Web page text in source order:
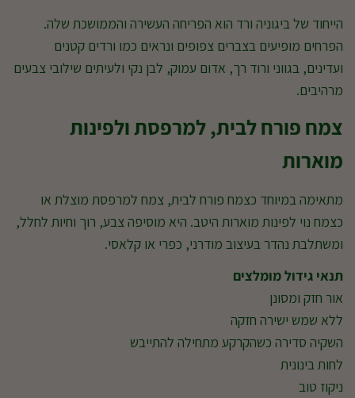
הייחוד של ביגוניה ורד הוא הפריחה העשירה והממושכת שלה.
הפרחים מופיעים בצברים צפופים ונראים כמו ורדים קטנים
ועדינים, בגווני ורוד רך, אדום עמוק, לבן נקי ולעיתים שילובי צבעים
מרהיבים.
צמח פורח לבית, למרפסת ולפינות
מוארות
מתאימה במיוחד כצמח פורח לבית, צמח למרפסת מוצלת או
כצמח נוי לפינות מוארות היטב. היא מוסיפה צבע, רוך וחיות לחלל,
ומשתלבת נהדר בעיצוב מודרני, כפרי או קלאסי.
תנאי גידול מומלצים
אור חזק ומסונן
ללא שמש ישירה חזקה
השקיה סדירה כשהקרקע מתחילה להתייבש
לחות בינונית
ניקוז טוב